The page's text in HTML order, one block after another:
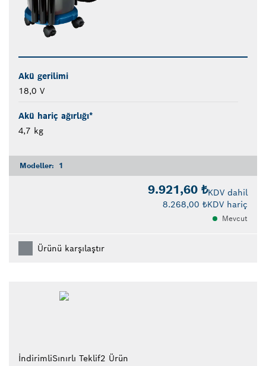
Akü gerilimi
18,0 V
Akü hariç ağırlığı*
4,7 kg
Modeller: 1
9.921,60 ₺KDV dahil
8.268,00 ₺KDV hariç
Mevcut
Ürünü karşılaştır
İndirimliSınırlı Teklif2 Ürün